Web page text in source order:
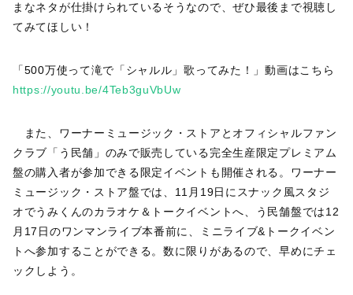
まなネタが仕掛けられているそうなので、ぜひ最後まで視聴し
てみてほしい！
「500万使って滝で「シャルル」歌ってみた！」動画はこちら
https://youtu.be/4Teb3guVbUw
また、ワーナーミュージック・ストアとオフィシャルファン
クラブ「う民舗」のみで販売している完全生産限定プレミアム
盤の購入者が参加できる限定イベントも開催される。ワーナー
ミュージック・ストア盤では、11月19日にスナック風スタジ
オでうみくんのカラオケ＆トークイベントへ、う民舗盤では12
月17日のワンマンライブ本番前に、ミニライブ&トークイベン
トへ参加することができる。数に限りがあるので、早めにチェ
ックしよう。